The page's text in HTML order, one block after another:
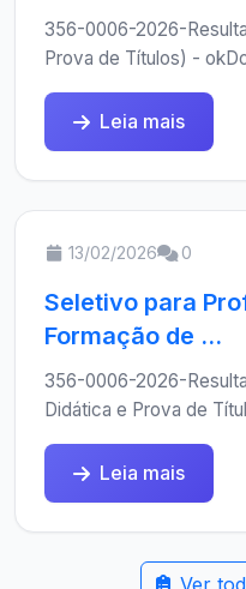
356-0006-2026-
Prova de Títulos) -
Leia mais
13/02/2026 0
Seletivo para
Formação de ...
356-0006-2026-
Didática e Prova de
Leia mais
Ver